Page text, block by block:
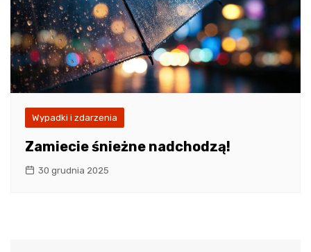
Wypadki i zdarzenia
Zamiecie śnieżne nadchodzą!
30 grudnia 2025